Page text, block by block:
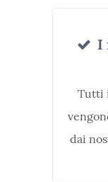
I
Tutti
dai